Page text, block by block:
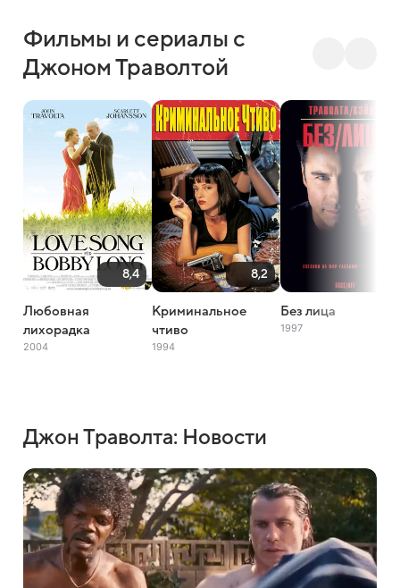
Фильмы и сериалы с
Джоном Траволтой
8,4
Любовная
лихорадка
2004
8,2
Криминальное
чтиво
1994
Без лица
1997
Джон Траволта: Новости